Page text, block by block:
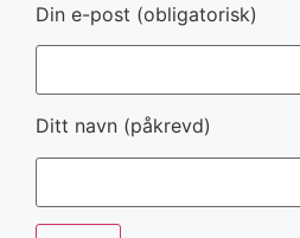
Din e-post (obligatorisk)
Ditt navn (påkrevd)